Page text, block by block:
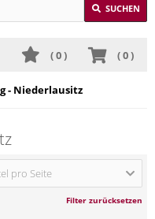
SUCHEN
(0)
(0)
- Niederlausitz
pro Seite
Filter zurücksetzen